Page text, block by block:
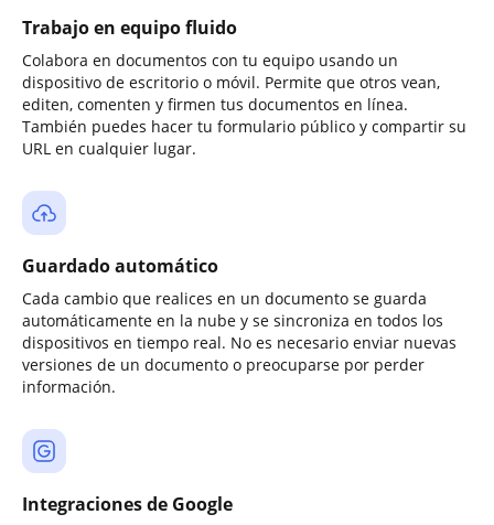
Trabajo en equipo fluido
Colabora en documentos con tu equipo usando un
dispositivo de escritorio o móvil. Permite que otros vean,
editen, comenten y firmen tus documentos en línea.
También puedes hacer tu formulario público y compartir su
URL en cualquier lugar.
Guardado automático
Cada cambio que realices en un documento se guarda
automáticamente en la nube y se sincroniza en todos los
dispositivos en tiempo real. No es necesario enviar nuevas
versiones de un documento o preocuparse por perder
información.
Integraciones de Google